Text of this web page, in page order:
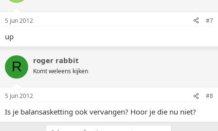
5 jun 2012 #7
up
R roger rabbit
Komt weleens kijken
5 jun 2012 #8
Is je balansasketting ook vervangen? Hoor je die nu niet?